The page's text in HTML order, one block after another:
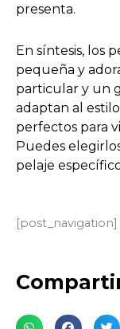
presenta.
En síntesis, los
pequeña y
particular y un
adaptan al
perfectos para
Puedes
pelaje
[post_navigation]